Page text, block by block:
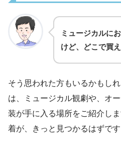
ミュージカルに
けど、どこで買
そう思われた方もいるかもし
は、ミュージカル観劇や、オ
装が手に入る場所をご紹介し
着が、きっと見つかるはずです